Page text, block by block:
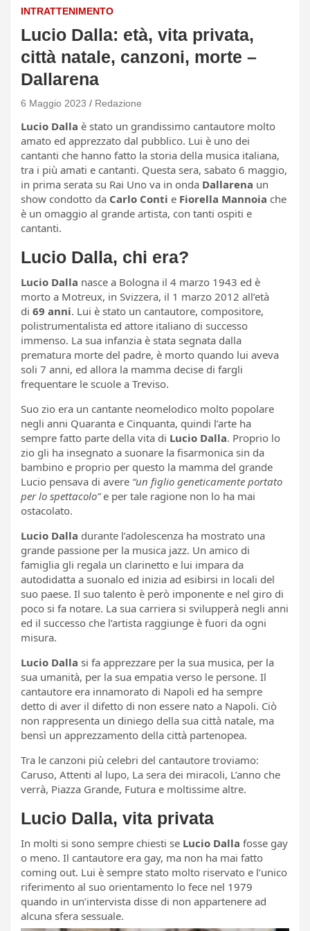
INTRATTENIMENTO
Lucio Dalla: età, vita privata,
città natale, canzoni, morte –
Dallarena
6 Maggio 2023 Redazione
Lucio Dalla è stato un grandissimo cantautore molto
amato ed apprezzato dal pubblico. Lui è uno dei
cantanti che hanno fatto la storia della musica italiana,
tra i più amati e cantanti. Questa sera, sabato 6 maggio,
in prima serata su Rai Uno va in onda Dallarena un
show condotto da Carlo Conti e Fiorella Mannoia che
è un omaggio al grande artista, con tanti ospiti e
cantanti.
Lucio Dalla, chi era?
Lucio Dalla nasce a Bologna il 4 marzo 1943 ed è
morto a Motreux, in Svizzera, il 1 marzo 2012 all’età
di 69 anni. Lui è stato un cantautore, compositore,
polistrumentalista ed attore italiano di successo
immenso. La sua infanzia è stata segnata dalla
prematura morte del padre, è morto quando lui aveva
soli 7 anni, ed allora la mamma decise di fargli
frequentare le scuole a Treviso.
Suo zio era un cantante neomelodico molto popolare
negli anni Quaranta e Cinquanta, quindi l’arte ha
sempre fatto parte della vita di Lucio Dalla. Proprio lo
zio gli ha insegnato a suonare la fisarmonica sin da
bambino e proprio per questo la mamma del grande
Lucio pensava di avere “un figlio geneticamente portato
per lo spettacolo”e per tale ragione non lo ha mai
ostacolato.
Lucio Dalla durante l’adolescenza ha mostrato una
grande passione per la musica jazz. Un amico di
famiglia gli regala un clarinetto e lui impara da
autodidatta a suonalo ed inizia ad esibirsi in locali del
suo paese. Il suo talento è però imponente e nel giro di
poco si fa notare. La sua carriera si svilupperà negli anni
ed il successo che l’artista raggiunge è fuori da ogni
misura.
Lucio Dalla si fa apprezzare per la sua musica, per la
sua umanità, per la sua empatia verso le persone. Il
cantautore era innamorato di Napoli ed ha sempre
detto di aver il difetto di non essere nato a Napoli. Ciò
non rappresenta un diniego della sua città natale, ma
bensì un apprezzamento della città partenopea.
Tra le canzoni più celebri del cantautore troviamo:
Caruso, Attenti al lupo, La sera dei miracoli, L’anno che
verrà, Piazza Grande, Futura e moltissime altre.
Lucio Dalla, vita privata
In molti si sono sempre chiesti se Lucio Dalla fosse gay
o meno. Il cantautore era gay, ma non ha mai fatto
coming out. Lui è sempre stato molto riservato e l’unico
riferimento al suo orientamento lo fece nel 1979
quando in un’intervista disse di non appartenere ad
alcuna sfera sessuale.